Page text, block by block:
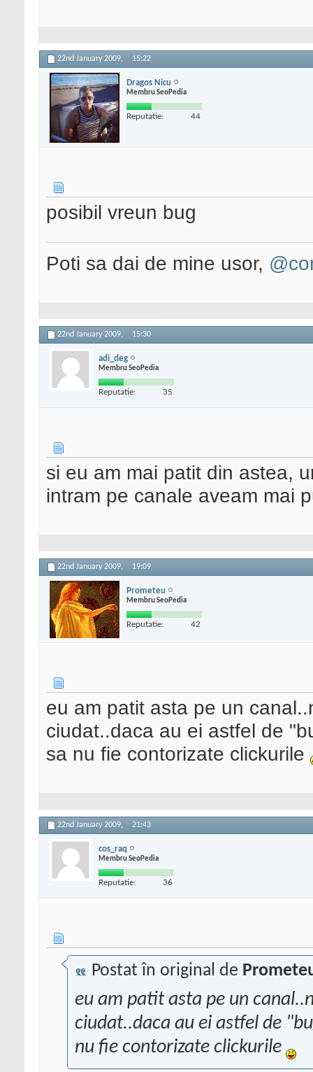
22nd January 2009, 15:22
Dragos Nicu
Membru SeoPedia
Reputatie: 44
posibil vreun bug
Poti sa dai de mine usor,
22nd January 2009, 15:30
adi_deg
Membru SeoPedia
Reputatie: 35
si eu am mai patit din astea,
intram pe canale aveam mai
22nd January 2009, 19:09
Prometeu
Membru SeoPedia
Reputatie: 42
eu am patit asta pe un
ciudat..daca au ei astfel de
sa nu fie contorizate clickurile
22nd January 2009, 21:43
cos_raq
Membru SeoPedia
Reputatie: 36
Postat în original de
eu am patit asta pe un
ciudat..daca au ei astfel de
nu fie contorizate clickurile